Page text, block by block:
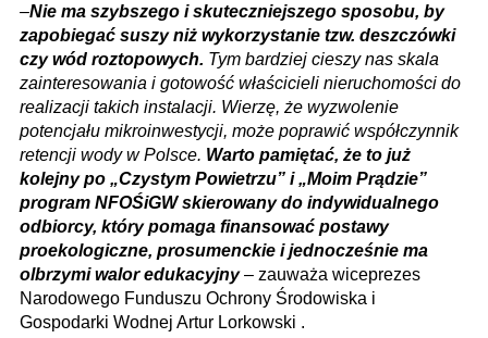
–Nie ma szybszego i skuteczniejszego sposobu, by
zapobiegać suszy niż wykorzystanie tzw. deszczówki
czy wód roztopowych. Tym bardziej cieszy nas skala
zainteresowania i gotowość właścicieli nieruchomości do
realizacji takich instalacji. Wierzę, że wyzwolenie
potencjału mikroinwestycji, może poprawić współczynnik
retencji wody w Polsce. Warto pamiętać, że to już
kolejny po „Czystym Powietrzu” i „Moim Prądzie”
program NFOŚiGW skierowany do indywidualnego
odbiorcy, który pomaga finansować postawy
proekologiczne, prosumenckie i jednocześnie ma
olbrzymi walor edukacyjny– zauważa wiceprezes
Narodowego Funduszu Ochrony Środowiska i
Gospodarki Wodnej Artur Lorkowski .